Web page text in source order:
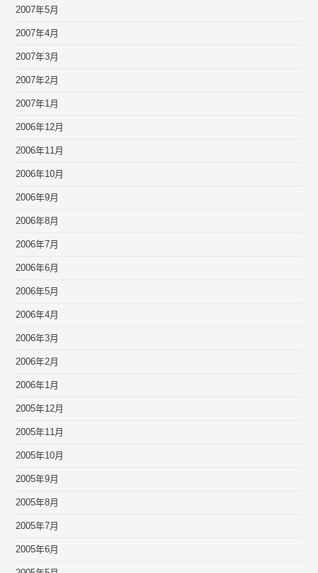
2007年5月
2007年4月
2007年3月
2007年2月
2007年1月
2006年12月
2006年11月
2006年10月
2006年9月
2006年8月
2006年7月
2006年6月
2006年5月
2006年4月
2006年3月
2006年2月
2006年1月
2005年12月
2005年11月
2005年10月
2005年9月
2005年8月
2005年7月
2005年6月